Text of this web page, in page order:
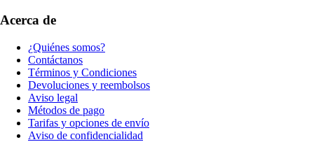
Acerca de
¿Quiénes somos?
Contáctanos
Términos y Condiciones
Devoluciones y reembolsos
Aviso legal
Métodos de pago
Tarifas y opciones de envío
Aviso de confidencialidad